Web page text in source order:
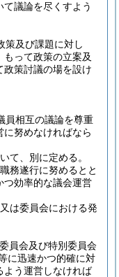
議論を尽くすよう
策及び課題に対し
って政策の立案及
政策討議の場を設け
員相互の議論を尊重
に努めなければなら
て、別に定める。
務遂行に努めるとと
つ効率的な議会運営
は委員会における発
員会及び特別委員会
に迅速かつ的確に対
よう運営しなければ